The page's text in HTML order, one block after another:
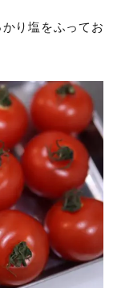
り塩をふってお